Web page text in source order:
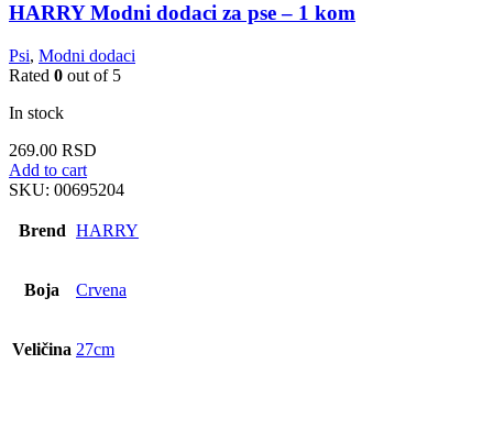
HARRY Modni dodaci za pse – 1 kom
Psi, Modni dodaci
Rated 0 out of 5
In stock
269.00 RSD
Add to cart
SKU: 00695204
Brend HARRY
Boja Crvena
Veličina 27cm